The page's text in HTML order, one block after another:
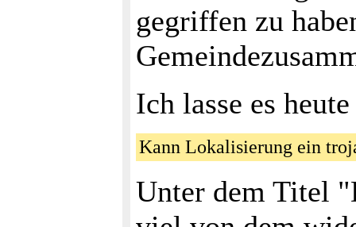
gegriffen zu
Ich lasse es
Kann Lokalisierung ein
Unter dem Titel